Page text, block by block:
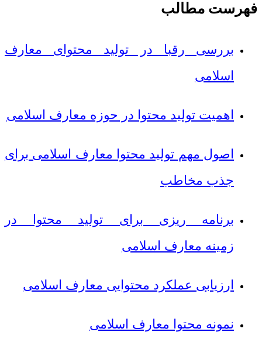
فهرست مطالب
بررسی رقبا در تولید محتوای معارف
اسلامی
اهمیت تولید محتوا در حوزه معارف اسلامی
اصول مهم تولید محتوا معارف اسلامی برای
جذب مخاطب
برنامه ریزی برای تولید محتوا در
زمینه معارف اسلامی
ارزیابی عملکرد محتوایی معارف اسلامی
نمونه محتوا معارف اسلامی